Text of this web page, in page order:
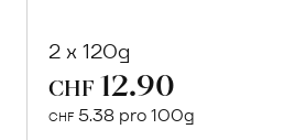
2 x 120g
CHF 12.90
CHF 5.38 pro 100g